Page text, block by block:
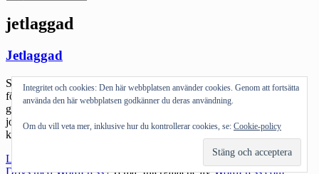
jetlaggad
Jetlaggad
Så galet trött. Inte så konstigt antagligen – igårkväll var jag helt
förvirrad och dagvill eftersom jag på något sätt tappat en dag. Det
gick bra att somna igårkväll och hela dagen fram till 14 kunde jag
jobba och tänka: sen tog det liksom helt stopp… Måste försöka att
komma igång. Sonen är förbannad på […]
Läs mer
Drivs med WordPress |Tema: Intergalactic avWordPress.com.
Integritet och cookies: Den här webbplatsen använder cookies. Genom att fortsätta
använda den här webbplatsen godkänner du deras användning.
Om du vill veta mer, inklusive hur du kontrollerar cookies, se: Cookie-policy